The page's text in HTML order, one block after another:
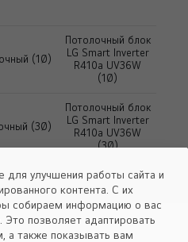
(1Ø)
Потолочный блок
LG Smart Inverter
R410a UV36W
(1Ø)
(3Ø)
Потолочный блок
LG Smart Inverter
R410a UV36W
(3Ø)
типа
Система очистки
воздуха LG
PTPKM0, PTPKQ0
улучшения работы сайта и
контента. С их
собираем информацию о вас
позволяет адаптировать
а также показывать вам